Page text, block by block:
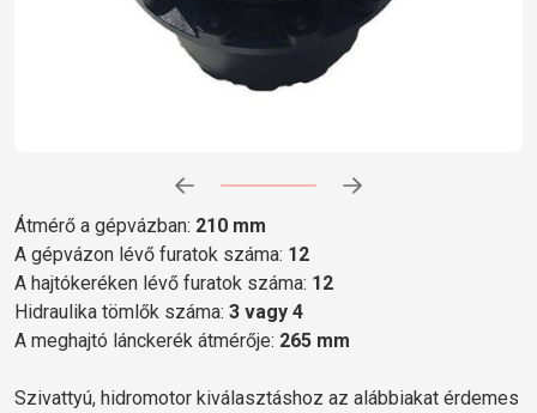
Átmérő a gépvázban: 210 mm
A gépvázon lévő furatok száma: 12
A hajtókeréken lévő furatok száma: 12
Hidraulika tömlők száma: 3 vagy 4
A meghajtó lánckerék átmérője: 265 mm
Szivattyú, hidromotor kiválasztáshoz az alábbiakat érdemes